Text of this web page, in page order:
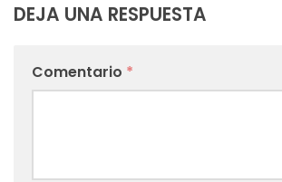
DEJA UNA RESPUESTA
Comentario *